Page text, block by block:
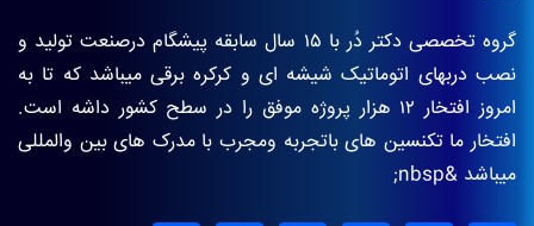
گروه تخصصی دکتر دُر با ۱۵ سال سابقه پیشگام درصنعت تولید و
نصب دربهای اتوماتیک شیشه ای و کرکره برقی میباشد که تا به
امروز افتخار ۱۲ هزار پروژه موفق را در سطح کشور داشه است.
افتخار ما تکنسین های باتجربه ومجرب با مدرک های بین والمللی
میباشد &nbsp;